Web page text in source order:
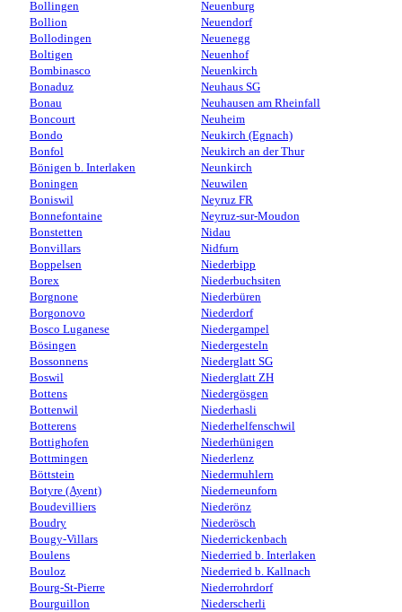
Bollingen
Bollion
Bollodingen
Boltigen
Bombinasco
Bonaduz
Bonau
Boncourt
Bondo
Bonfol
Bönigen b. Interlaken
Boningen
Boniswil
Bonnefontaine
Bonstetten
Bonvillars
Boppelsen
Borex
Borgnone
Borgonovo
Bosco Luganese
Bösingen
Bossonnens
Boswil
Bottens
Bottenwil
Botterens
Bottighofen
Bottmingen
Böttstein
Botyre (Ayent)
Boudevilliers
Boudry
Bougy-Villars
Boulens
Bouloz
Bourg-St-Pierre
Bourguillon
Neuenburg
Neuendorf
Neuenegg
Neuenhof
Neuenkirch
Neuhaus SG
Neuhausen am Rheinfall
Neuheim
Neukirch (Egnach)
Neukirch an der Thur
Neunkirch
Neuwilen
Neyruz FR
Neyruz-sur-Moudon
Nidau
Nidfurn
Niederbipp
Niederbuchsiten
Niederbüren
Niederdorf
Niedergampel
Niedergesteln
Niederglatt SG
Niederglatt ZH
Niedergösgen
Niederhasli
Niederhelfenschwil
Niederhünigen
Niederlenz
Niedermuhlern
Niederneunforn
Niederönz
Niederösch
Niederrickenbach
Niederried b. Interlaken
Niederried b. Kallnach
Niederrohrdorf
Niederscherli